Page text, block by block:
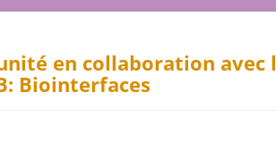
en collaboration avec
Biointerfaces